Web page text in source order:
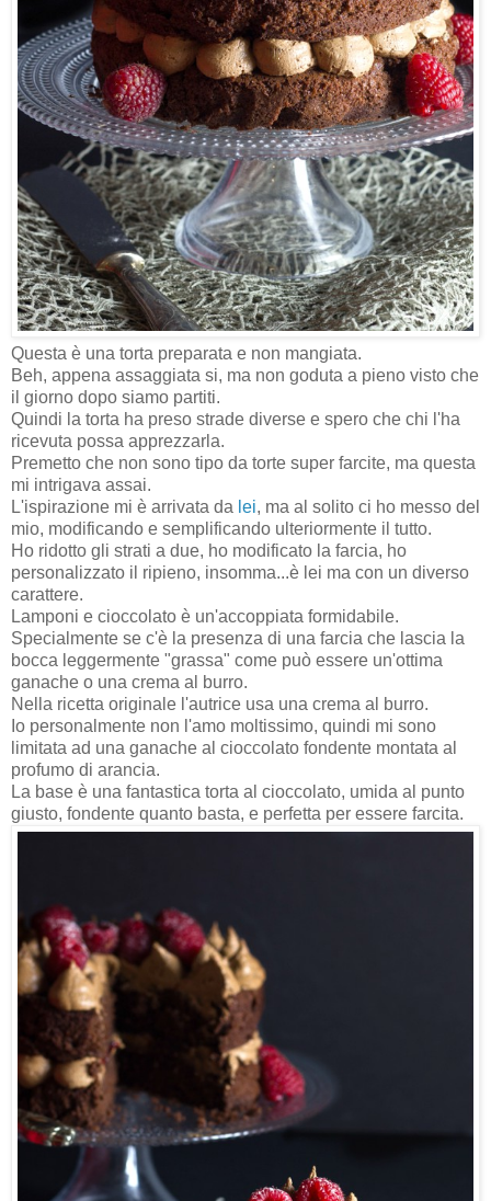
Questa è una torta preparata e non mangiata.
Beh, appena assaggiata si, ma non goduta a pieno visto che
il giorno dopo siamo partiti.
Quindi la torta ha preso strade diverse e spero che chi l'ha
ricevuta possa apprezzarla.
Premetto che non sono tipo da torte super farcite, ma questa
mi intrigava assai.
L'ispirazione mi è arrivata da lei, ma al solito ci ho messo del
mio, modificando e semplificando ulteriormente il tutto.
Ho ridotto gli strati a due, ho modificato la farcia, ho
personalizzato il ripieno, insomma...è lei ma con un diverso
carattere.
Lamponi e cioccolato è un'accoppiata formidabile.
Specialmente se c'è la presenza di una farcia che lascia la
bocca leggermente "grassa" come può essere un'ottima
ganache o una crema al burro.
Nella ricetta originale l'autrice usa una crema al burro.
Io personalmente non l'amo moltissimo, quindi mi sono
limitata ad una ganache al cioccolato fondente montata al
profumo di arancia.
La base è una fantastica torta al cioccolato, umida al punto
giusto, fondente quanto basta, e perfetta per essere farcita.